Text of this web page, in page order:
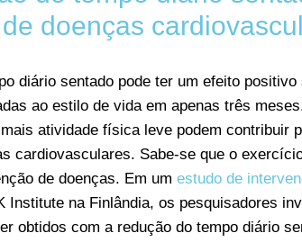
doenças
diário sentado pode ter um efeito
ao estilo de vida em apenas três
atividade física leve podem contribuir
cardiovasculares. Sabe-se que o
de doenças. Em um estudo de
Institute na Finlândia, os pesquisadores
obtidos com a redução do tempo diário